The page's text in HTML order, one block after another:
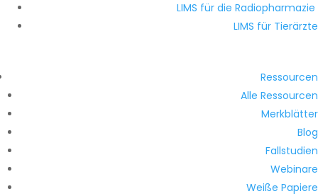
LIMS für die Radiopharmazie
LIMS für Tierärzte
Ressourcen
Alle Ressourcen
Merkblätter
Blog
Fallstudien
Webinare
Weiße Papiere